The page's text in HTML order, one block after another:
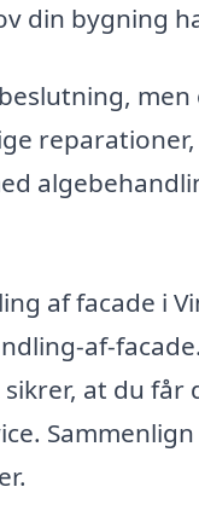
din bygning
af facade i
af-
at du får